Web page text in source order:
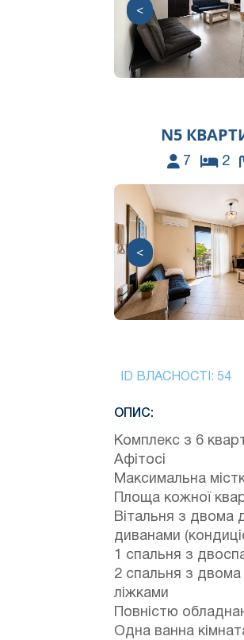
<
N5
7 2
<
ID ВЛАСНОСТІ: 54
ОПИС:
Комплекс з 6
Афітосі
Максимальна
Площа кожної
Вітальня з двома
диванами
1 спальня з
2 спальня з
ліжками
Повністю
Одна ванна